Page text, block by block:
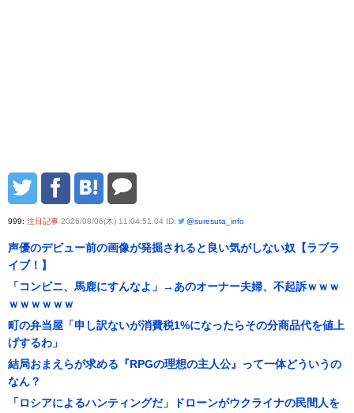
999: 注目記事 2026/08/06(木) 11:04:51.04 ID: @suresuta_info
声優のデビュー前の画像が発掘されると良い気がしない奴【ラブラ
イブ！】
「コンビニ、馬鹿にすんなよ」→あのオーナー夫婦、不起訴ｗｗｗ
ｗｗｗｗｗｗ
町の弁当屋「申し訳ないが消費税1%になったらその分商品代を値上
げするわ」
結局おまえらが求める『RPGの理想の主人公』って一体どういうの
なん？
「ロシアによるハンティングだ」ドローンがウクライナの民間人を